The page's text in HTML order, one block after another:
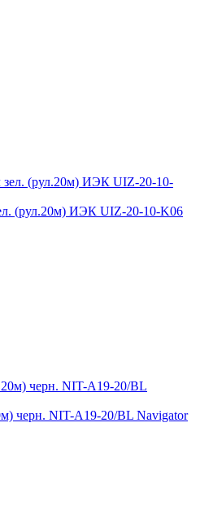
(рул.20м) ИЭК UIZ-20-10-K06
черн. NIT-A19-20/BL Navigator